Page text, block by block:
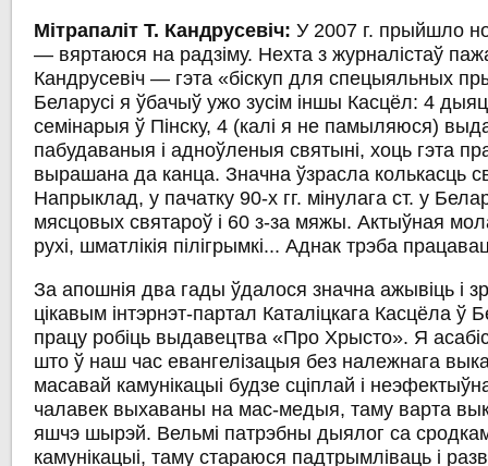
Мітрапаліт Т. Кандрусевіч: У 2007 г. прыйшло
— вяртаюся на радзіму. Нехта з журналістаў
Кандрусевіч — гэта «біскуп для спецыяльных
Беларусі я ўбачыў ужо зусім іншы Касцёл: 4
семінарыя ў Пінску, 4 (калі я не памыляюся)
пабудаваныя і адноўленыя святыні, хоць гэта
вырашана да канца. Значна ўзрасла колькасць
Напрыклад, у пачатку 90-х гг. мінулага ст. у
мясцовых святароў і 60 з-за мяжы. Актыўная
рухі, шматлікія пілігрымкі... Аднак трэба
За апошнія два гады ўдалося значна ажывіць і
цікавым інтэрнэт-партал Каталіцкага Касцёла ў
працу робіць выдавецтва «Про Хрысто». Я
што ў наш час евангелізацыя без належнага
масавай камунікацыі будзе сціплай і
чалавек выхаваны на мас-медыя, таму варта
яшчэ шырэй. Вельмі патрэбны дыялог са
камунікацыі, таму стараюся падтрымліваць і